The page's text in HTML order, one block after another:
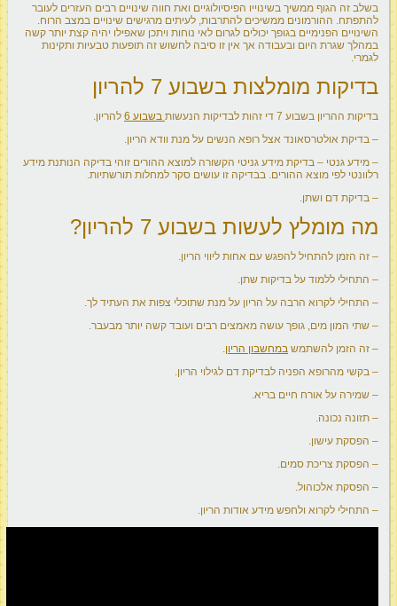
בשלב זה הגוף ממשיך בשינוייו הפיסיולוגיים ואת חווה שינויים רבים העזרים לעובר
להתפתח. ההורמונים ממשיכים להתרבות, לעיתים מרגישים שינויים במצב הרוח.
השינויים הפנימיים בגופך יכולים לגרום לאי נוחות ויתכן שאפילו יהיה קצת יותר קשה
במהלך שגרת היום ובעבודה אך אין זו סיבה לחשוש זה תופעות טבעיות ותקינות
לגמרי.
בדיקות מומלצות בשבוע 7 להריון
בדיקות ההריון בשבוע 7 די זהות לבדיקות הנעשות בשבוע 6
להריון.
– בדיקת אולטרסאונד אצל רופא הנשים על מנת וודא הריון.
– מידע גנטי – בדיקת מידע גניטי הקשורה למוצא ההורים זוהי בדיקה הנותנת מידע
רלוונטי לפי מוצא ההורים. בבדיקה זו עושים סקר למחלות תורשתיות.
– בדיקת דם ושתן.
מה מומלץ לעשות בשבוע 7 להריון?
– זה הזמן להתחיל להפגש עם אחות ליווי הריון.
– התחילי ללמוד על בדיקות שתן.
– התחילי לקרוא הרבה על הריון על מנת שתוכלי צפות את העתיד לך.
– שתי המון מים, גופך עושה מאמצים רבים ועובד קשה יותר מבעבר.
– זה הזמן להשתמש במחשבון הריון
– בקשי מהרופא הפניה לבדיקת דם לגילוי הריון.
– שמירה על אורח חיים בריא.
– תזונה נכונה.
– הפסקת עישון.
– הפסקת צריכת סמים.
– הפסקת אלכוהול.
– התחילי לקרוא ולחפש מידע אודות הריון.